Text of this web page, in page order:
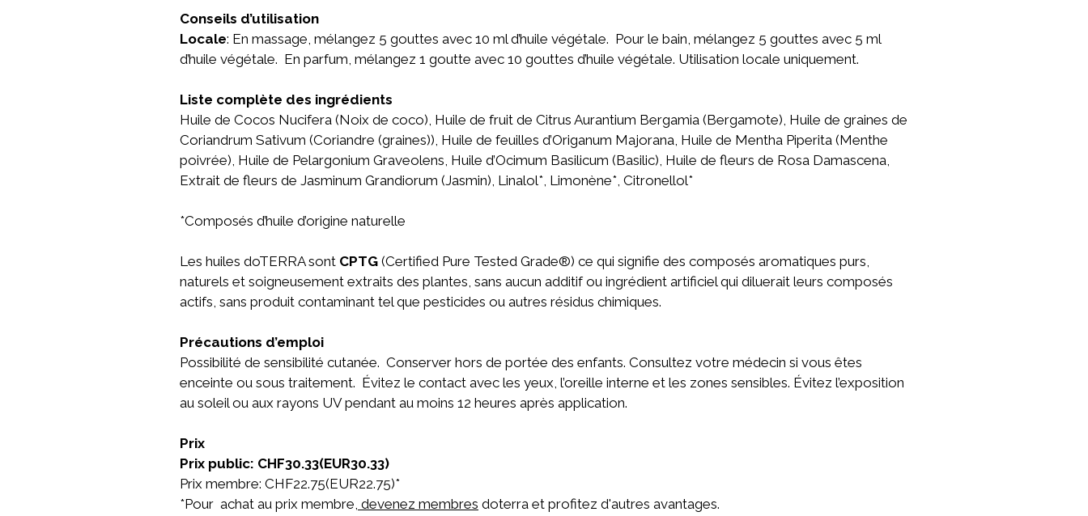
Conseils d’utilisation
Locale: En massage, mélangez 5 gouttes avec 10 ml d’huile végétale. Pour le bain, mélangez 5 gouttes avec 5 ml
d’huile végétale. En parfum, mélangez 1 goutte avec 10 gouttes d’huile végétale. Utilisation locale uniquement.
Liste complète des ingrédients
Huile de Cocos Nucifera (Noix de coco), Huile de fruit de Citrus Aurantium Bergamia (Bergamote), Huile de graines de
Coriandrum Sativum (Coriandre (graines)), Huile de feuilles d’Origanum Majorana, Huile de Mentha Piperita (Menthe
poivrée), Huile de Pelargonium Graveolens, Huile d’Ocimum Basilicum (Basilic), Huile de fleurs de Rosa Damascena,
Extrait de fleurs de Jasminum Grandiorum (Jasmin), Linalol*, Limonène*, Citronellol*
*Composés d’huile d’origine naturelle
Les huiles doTERRA sont CPTG (Certified Pure Tested Grade®) ce qui signifie des composés aromatiques purs,
naturels et soigneusement extraits des plantes, sans aucun additif ou ingrédient artificiel qui diluerait leurs composés
actifs, sans produit contaminant tel que pesticides ou autres résidus chimiques.
Précautions d’emploi
Possibilité de sensibilité cutanée. Conserver hors de portée des enfants. Consultez votre médecin si vous êtes
enceinte ou sous traitement. Évitez le contact avec les yeux, l’oreille interne et les zones sensibles. Évitez l’exposition
au soleil ou aux rayons UV pendant au moins 12 heures après application.
Prix
Prix public: CHF30.33(EUR30.33)
Prix membre: CHF22.75(EUR22.75)*
*Pour achat au prix membre, devenez membres doterra et profitez d'autres avantages.